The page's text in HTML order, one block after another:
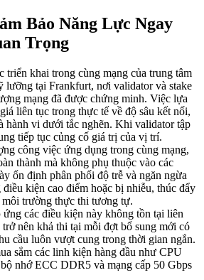
Bảo Năng Lực Ngay
Trọng
triển khai trong cùng mạng của trung tâm
lưỡng tại Frankfurt, nơi validator và stake
mạng đã được chứng minh. Việc lựa
liên tục trong thực tế về độ sâu kết nối,
hành vi dưới tắc nghẽn. Khi validator tập
tiếp tục củng cố giá trị của vị trí.
công việc ứng dụng trong cùng mạng,
thành mà không phụ thuộc vào các
ổn định phân phối độ trễ và ngăn ngừa
kiện cao điểm hoặc bị nhiễu, thúc đẩy
môi trường thực thi tương tự.
các điều kiện này không tồn tại liên
nên khả thi tại mỗi đợt bổ sung mới có
cầu luôn vượt cung trong thời gian ngắn.
sắm các linh kiện hàng đầu như CPU
nhớ ECC DDR5 và mạng cấp 50 Gbps